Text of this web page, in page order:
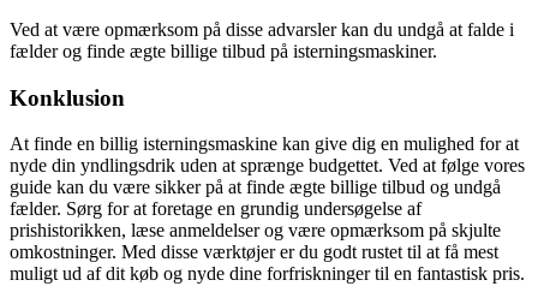
Ved at være opmærksom på disse advarsler kan du undgå at falde i
fælder og finde ægte billige tilbud på isterningsmaskiner.
Konklusion
At finde en billig isterningsmaskine kan give dig en mulighed for at
nyde din yndlingsdrik uden at sprænge budgettet. Ved at følge vores
guide kan du være sikker på at finde ægte billige tilbud og undgå
fælder. Sørg for at foretage en grundig undersøgelse af
prishistorikken, læse anmeldelser og være opmærksom på skjulte
omkostninger. Med disse værktøjer er du godt rustet til at få mest
muligt ud af dit køb og nyde dine forfriskninger til en fantastisk pris.